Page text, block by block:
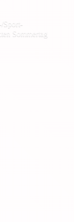
Sport-
Sommertag